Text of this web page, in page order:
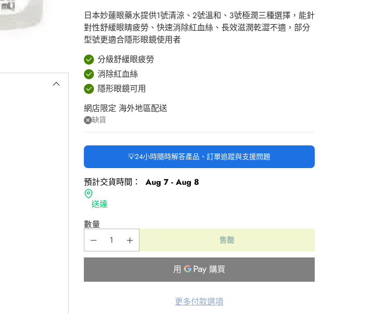
日本妙蓮眼藥水提供1號清涼、2號溫和、3號極潤三種選擇，能針
對性舒緩眼睛疲勞、快速消除紅血絲、長效滋潤乾澀不適，部分
型號更適合隱形眼鏡使用者
分級舒緩眼疲勞
消除紅血絲
隱形眼鏡可用
網店限定 海外地區配送
缺貨
💡24小時隨時解答產品、訂單追蹤與支援問題
預計交貨時間：
Aug 7 - Aug 8
送達
數量
售罄
更多付款選項